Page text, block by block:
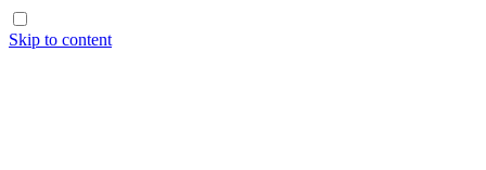
Skip to content